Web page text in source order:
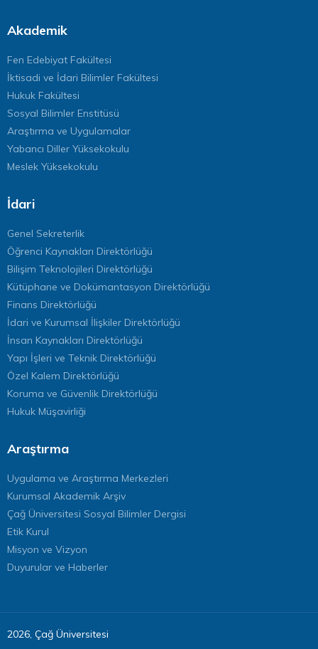
Akademik
Fen Edebiyat Fakültesi
İktisadi ve İdari Bilimler Fakültesi
Hukuk Fakültesi
Sosyal Bilimler Enstitüsü
Araştırma ve Uygulamalar
Yabancı Diller Yüksekokulu
Meslek Yüksekokulu
İdari
Genel Sekreterlik
Öğrenci Kaynakları Direktörlüğü
Bilişim Teknolojileri Direktörlüğü
Kütüphane ve Dokümantasyon Direktörlüğü
Finans Direktörlüğü
İdari ve Kurumsal İlişkiler Direktörlüğü
İnsan Kaynakları Direktörlüğü
Yapı İşleri ve Teknik Direktörlüğü
Özel Kalem Direktörlüğü
Koruma ve Güvenlik Direktörlüğü
Hukuk Müşavirliği
Araştırma
Uygulama ve Araştırma Merkezleri
Kurumsal Akademik Arşiv
Çağ Üniversitesi Sosyal Bilimler Dergisi
Etik Kurul
Misyon ve Vizyon
Duyurular ve Haberler
2026, Çağ Üniversitesi